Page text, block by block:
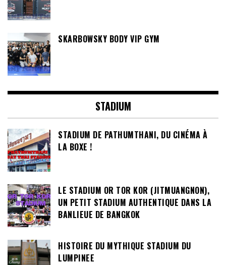
SKARBOWSKY BODY VIP GYM
STADIUM
STADIUM DE PATHUMTHANI, DU CINÉMA À
LA BOXE !
LE STADIUM OR TOR KOR (JITMUANGNON),
UN PETIT STADIUM AUTHENTIQUE DANS LA
BANLIEUE DE BANGKOK
HISTOIRE DU MYTHIQUE STADIUM DU
LUMPINEE